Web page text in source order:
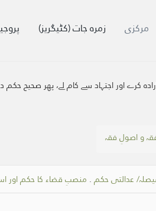
مرکزی زمرہ جات (کٹیگریز)
کرے اور اجتہاد سے کام لے، پھر صحیح حکم
و اصولِ فقہ
عدالتی حکم . منصبِ قضاء کا حکم اور